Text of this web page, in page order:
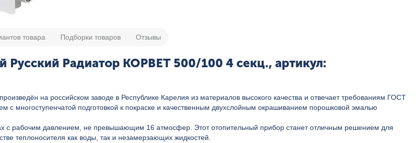
товара Подборки товаров Отзывы
Радиатор КОРВЕТ 500/100 4 секц., артикул:
на российском заводе в Республике Карелия из материалов высокого качества и отвечает требованиям ГОСТ
многоступенчатой подготовкой к покраске и качественным двухслойным окрашиванием порошковой эмалью
с рабочим давлением, не превышающим 16 атмосфер. Этот отопительный прибор станет отличным решением для
теплоносителя как воды, так и незамерзающих жидкостей.